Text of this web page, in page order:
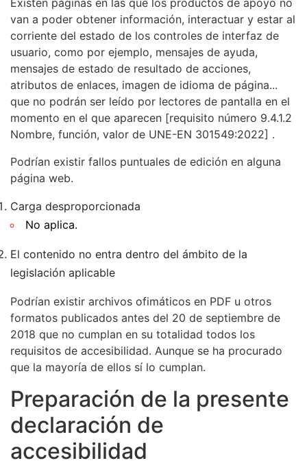
Existen páginas en las que los productos de apoyo no
van a poder obtener información, interactuar y estar al
corriente del estado de los controles de interfaz de
usuario, como por ejemplo, mensajes de ayuda,
mensajes de estado de resultado de acciones,
atributos de enlaces, imagen de idioma de página...
que no podrán ser leído por lectores de pantalla en el
momento en el que aparecen [requisito número 9.4.1.2
Nombre, función, valor de UNE-EN 301549:2022] .
Podrían existir fallos puntuales de edición en alguna
página web.
Carga desproporcionada
No aplica.
El contenido no entra dentro del ámbito de la
legislación aplicable
Podrían existir archivos ofimáticos en PDF u otros
formatos publicados antes del 20 de septiembre de
2018 que no cumplan en su totalidad todos los
requisitos de accesibilidad. Aunque se ha procurado
que la mayoría de ellos sí lo cumplan.
Preparación de la presente
declaración de
accesibilidad